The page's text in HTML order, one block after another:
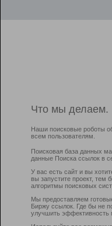
Что мы делаем.
Наши поисковые роботы
всем пользователям.
Поисковая база данных
данные Поиска ссылок в
У вас есть сайт и вы
вы запустите проект, тем
алгоритмы поисковых
Мы предоставляем
Биржу ссылок. Где бы не
улучшить эффективность